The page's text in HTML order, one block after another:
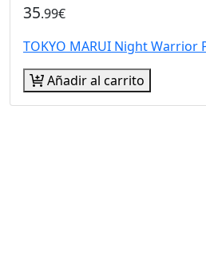
35.99€
TOKYO MARUI Night Warrior
Añadir al carrito